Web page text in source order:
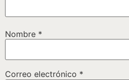
Nombre *
Correo electrónico *